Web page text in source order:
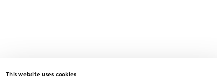
This website uses cookies